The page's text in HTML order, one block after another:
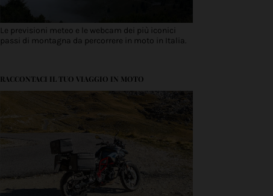
Le previsioni meteo e le webcam dei più iconici
passi di montagna da percorrere in moto in Italia.
RACCONTACI IL TUO VIAGGIO IN MOTO